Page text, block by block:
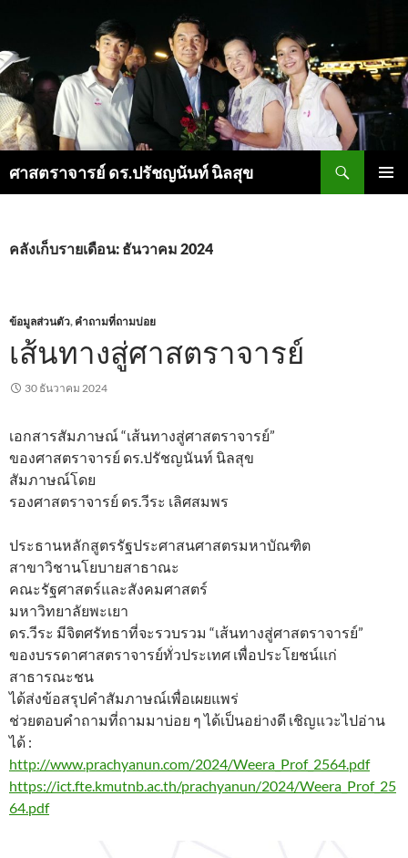
ศาสตราจารย์ ดร.ปรัชญนันท์ นิลสุข
เนื้อหา
คลังเก็บรายเดือน: ธันวาคม 2024
ข้อมูลส่วนตัว, คำถามที่ถามบ่อย
เส้นทางสู่ศาสตราจารย์
30 ธันวาคม 2024
เอกสารสัมภาษณ์ “เส้นทางสู่ศาสตราจารย์”
ของศาสตราจารย์ ดร.ปรัชญนันท์ นิลสุข
สัมภาษณ์โดย
รองศาสตราจารย์ ดร.วีระ เลิศสมพร
ประธานหลักสูตรรัฐประศาสนศาสตรมหาบัณฑิต
สาขาวิชานโยบายสาธาณะ
คณะรัฐศาสตร์และสังคมศาสตร์
มหาวิทยาลัยพะเยา
ดร.วีระ มีจิตศรัทธาที่จะรวบรวม “เส้นทางสู่ศาสตราจารย์”
ของบรรดาศาสตราจารย์ทั่วประเทศ เพื่อประโยชน์แก่
สาธารณะชน
ได้ส่งข้อสรุปคำสัมภาษณ์เพื่อเผยแพร่
ช่วยตอบคำถามที่ถามมาบ่อย ๆ ได้เป็นอย่างดี เชิญแวะไปอ่าน
ได้ :
http://www.prachyanun.com/2024/Weera_Prof_2564.pdf
https://ict.fte.kmutnb.ac.th/prachyanun/2024/Weera_Prof_25
64.pdf